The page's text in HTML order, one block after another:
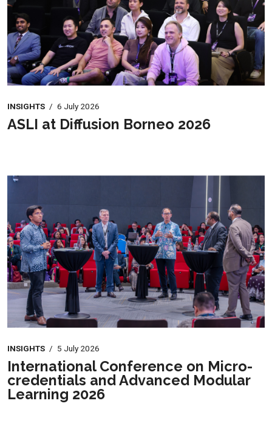
INSIGHTS / 6 July 2026
ASLI at Diffusion Borneo 2026
INSIGHTS / 5 July 2026
International Conference on Micro-
credentials and Advanced Modular
Learning 2026